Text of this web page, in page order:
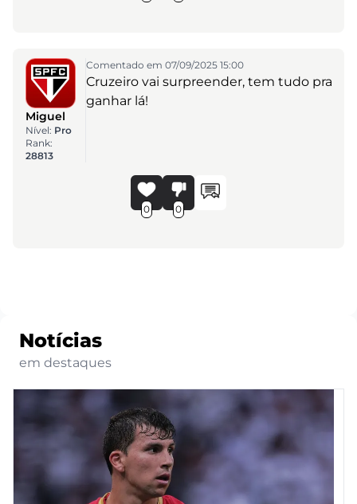
Miguel
Nível: Pro
Rank:
28813
Comentado em 07/09/2025 15:00
Cruzeiro vai surpreender, tem tudo pra
ganhar lá!
0 0
Notícias
em destaques